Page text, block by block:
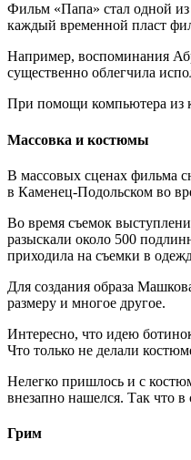
Фильм «Папа» стал одной из
каждый временной пласт
Например, воспоминания
существенно облегчила
При помощи компьютера из
Массовка и костюмы
В массовых сценах фильма
в Каменец-Подольском во
Во время съемок
разыскали около 500
приходила на съемки в
Для создания образа
размеру и многое другое.
Интересно, что идею
Что только не делали
Нелегко пришлось и с
внезапно нашелся. Так что
Грим